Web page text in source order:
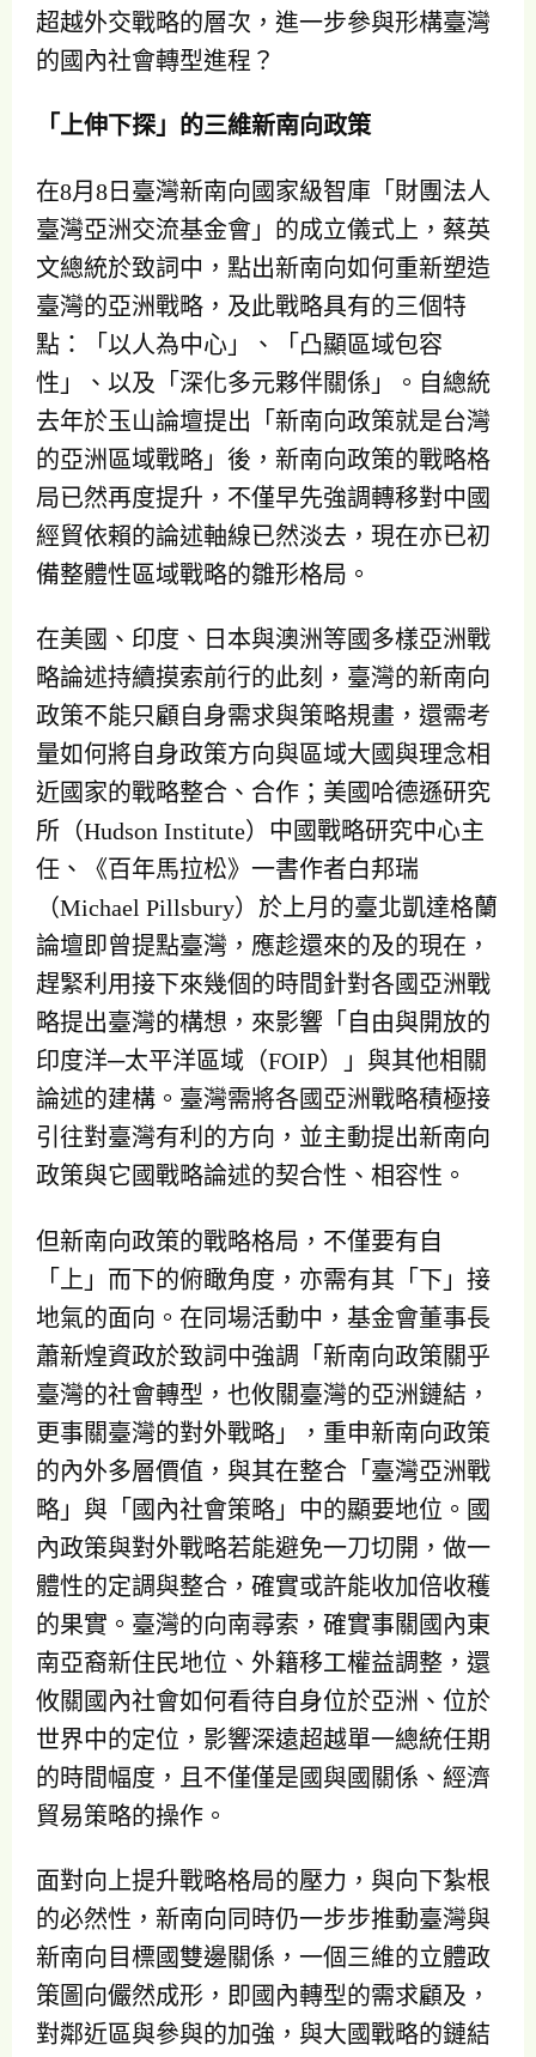
超越外交戰略的層次，進一步參與形構臺灣
的國內社會轉型進程？
「上伸下探」的三維新南向政策
在8月8日臺灣新南向國家級智庫「財團法人
臺灣亞洲交流基金會」的成立儀式上，蔡英
文總統於致詞中，點出新南向如何重新塑造
臺灣的亞洲戰略，及此戰略具有的三個特
點：「以人為中心」、「凸顯區域包容
性」、以及「深化多元夥伴關係」。自總統
去年於玉山論壇提出「新南向政策就是台灣
的亞洲區域戰略」後，新南向政策的戰略格
局已然再度提升，不僅早先強調轉移對中國
經貿依賴的論述軸線已然淡去，現在亦已初
備整體性區域戰略的雛形格局。
在美國、印度、日本與澳洲等國多樣亞洲戰
略論述持續摸索前行的此刻，臺灣的新南向
政策不能只顧自身需求與策略規畫，還需考
量如何將自身政策方向與區域大國與理念相
近國家的戰略整合、合作；美國哈德遜研究
所（Hudson Institute）中國戰略研究中心主
任、《百年馬拉松》一書作者白邦瑞
（Michael Pillsbury）於上月的臺北凱達格蘭
論壇即曾提點臺灣，應趁還來的及的現在，
趕緊利用接下來幾個的時間針對各國亞洲戰
略提出臺灣的構想，來影響「自由與開放的
印度洋─太平洋區域（FOIP）」與其他相關
論述的建構。臺灣需將各國亞洲戰略積極接
引往對臺灣有利的方向，並主動提出新南向
政策與它國戰略論述的契合性、相容性。
但新南向政策的戰略格局，不僅要有自
「上」而下的俯瞰角度，亦需有其「下」接
地氣的面向。在同場活動中，基金會董事長
蕭新煌資政於致詞中強調「新南向政策關乎
臺灣的社會轉型，也攸關臺灣的亞洲鏈結，
更事關臺灣的對外戰略」，重申新南向政策
的內外多層價值，與其在整合「臺灣亞洲戰
略」與「國內社會策略」中的顯要地位。國
內政策與對外戰略若能避免一刀切開，做一
體性的定調與整合，確實或許能收加倍收穫
的果實。臺灣的向南尋索，確實事關國內東
南亞裔新住民地位、外籍移工權益調整，還
攸關國內社會如何看待自身位於亞洲、位於
世界中的定位，影響深遠超越單一總統任期
的時間幅度，且不僅僅是國與國關係、經濟
貿易策略的操作。
面對向上提升戰略格局的壓力，與向下紮根
的必然性，新南向同時仍一步步推動臺灣與
新南向目標國雙邊關係，一個三維的立體政
策圖向儼然成形，即國內轉型的需求顧及，
對鄰近區與參與的加強，與大國戰略的鏈結